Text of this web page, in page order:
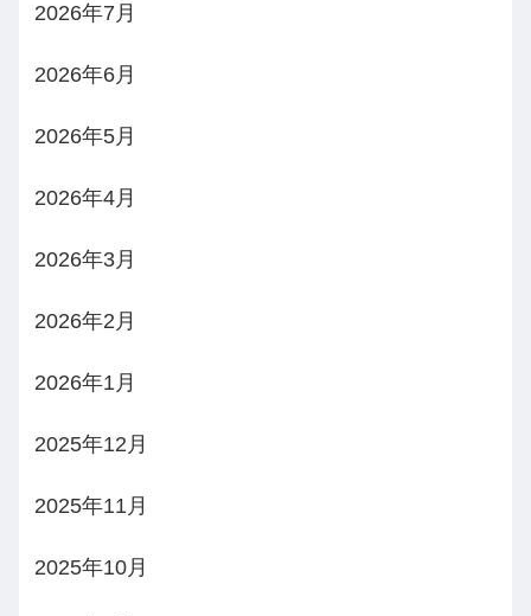
2026年7月
2026年6月
2026年5月
2026年4月
2026年3月
2026年2月
2026年1月
2025年12月
2025年11月
2025年10月